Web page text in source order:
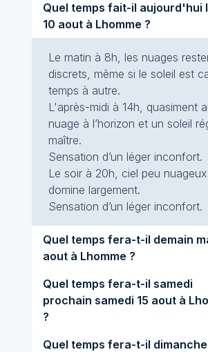
Quel temps fait-il aujourd'hui
10 aout à Lhomme ?
Le matin à 8h, les nuages
discrets, même si le soleil est
temps à autre.
L'après-midi à 14h, quasiment
nuage à l’horizon et un soleil
maître.
Sensation d’un léger inconfort.
Le soir à 20h, ciel peu
domine largement.
Sensation d’un léger inconfort.
Quel temps fera-t-il demain mardi 11
aout à Lhomme ?
Quel temps fera-t-il samedi
prochain samedi 15 aout à Lhomme
?
Quel temps fera-t-il dimanche